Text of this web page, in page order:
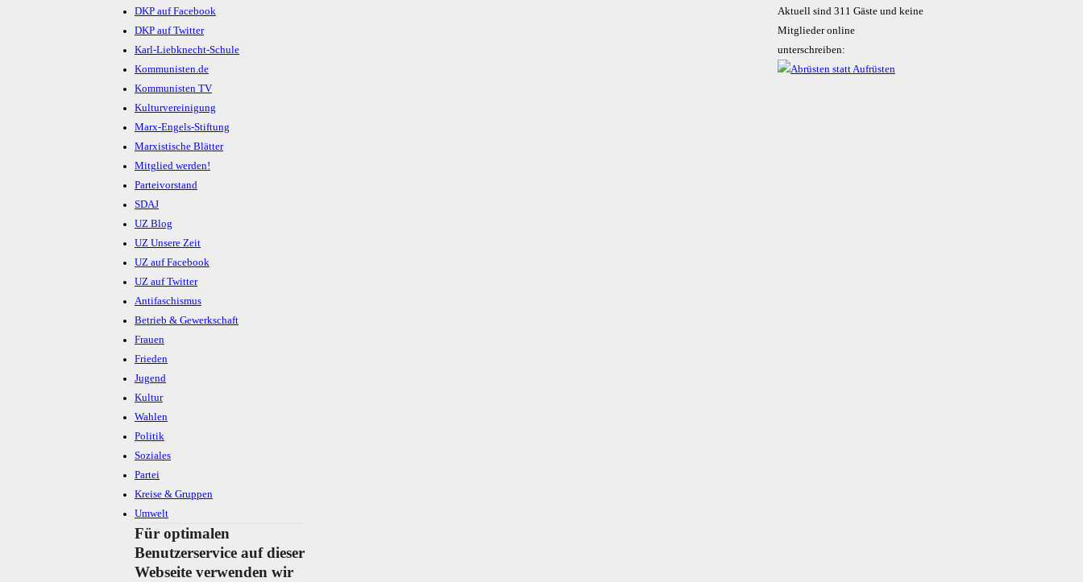
DKP auf Facebook
DKP auf Twitter
Karl-Liebknecht-Schule
Kommunisten.de
Kommunisten TV
Kulturvereinigung
Marx-Engels-Stiftung
Marxistische Blätter
Mitglied werden!
Parteivorstand
SDAJ
UZ Blog
UZ Unsere Zeit
UZ auf Facebook
UZ auf Twitter
Antifaschismus
Betrieb & Gewerkschaft
Frauen
Frieden
Jugend
Kultur
Wahlen
Politik
Soziales
Partei
Kreise & Gruppen
Umwelt
Für optimalen
Benutzerservice auf dieser
Webseite verwenden wir
Aktuell sind 311 Gäste und keine
Mitglieder online
unterschreiben: